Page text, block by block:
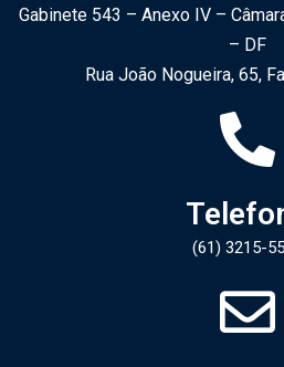
Gabinete 543 – Anexo IV –
– DF
Rua João Nogueira, 65,
(61) 3215-